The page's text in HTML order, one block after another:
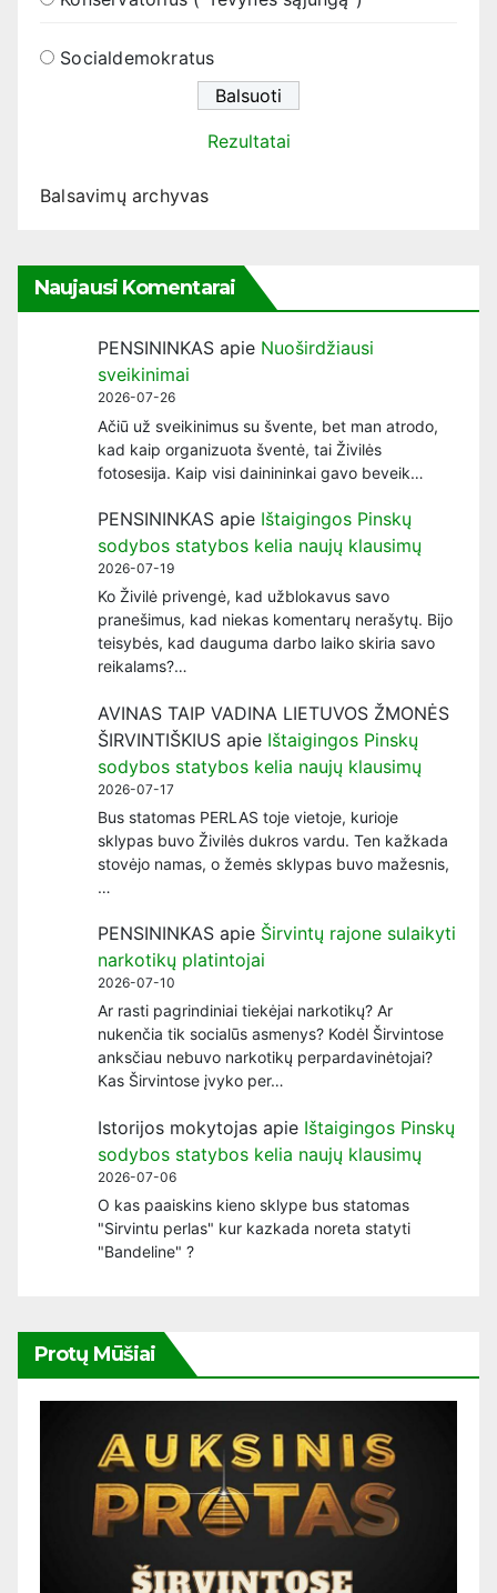
Socialdemokratus
Rezultatai
Balsavimų archyvas
Naujausi Komentarai
PENSININKAS apie Nuoširdžiausi
sveikinimai
2026-07-26
Ačiū už sveikinimus su švente, bet man atrodo,
kad kaip organizuota šventė, tai Živilės
fotosesija. Kaip visi dainininkai gavo beveik…
PENSININKAS apie Ištaigingos Pinskų
sodybos statybos kelia naujų klausimų
2026-07-19
Ko Živilė privengė, kad užblokavus savo
pranešimus, kad niekas komentarų nerašytų. Bijo
teisybės, kad dauguma darbo laiko skiria savo
reikalams?…
AVINAS TAIP VADINA LIETUVOS ŽMONĖS
ŠIRVINTIŠKIUS apie Ištaigingos Pinskų
sodybos statybos kelia naujų klausimų
2026-07-17
Bus statomas PERLAS toje vietoje, kurioje
sklypas buvo Živilės dukros vardu. Ten kažkada
stovėjo namas, o žemės sklypas buvo mažesnis,
…
PENSININKAS apie Širvintų rajone sulaikyti
narkotikų platintojai
2026-07-10
Ar rasti pagrindiniai tiekėjai narkotikų? Ar
nukenčia tik socialūs asmenys? Kodėl Širvintose
anksčiau nebuvo narkotikų perpardavinėtojai?
Kas Širvintose įvyko per…
Istorijos mokytojas apie Ištaigingos Pinskų
sodybos statybos kelia naujų klausimų
2026-07-06
O kas paaiskins kieno sklype bus statomas
"Sirvintu perlas" kur kazkada noreta statyti
"Bandeline" ?
Protų Mūšiai